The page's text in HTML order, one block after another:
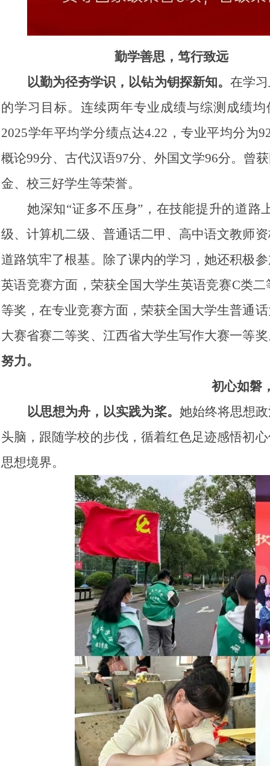
勤学善思，笃行致远
以勤为径夯学识，以钻为钥探新知。 在学
的学习目标。连续两年专业成绩与综测成绩
2025学年平均学分绩点达4.22，专业平均分为
概论99分、古代汉语97分、外国文学96分。曾
金、校三好学生等荣誉。
她深知“证多不压身”，在技能提升的道
级、计算机二级、普通话二甲、高中语文教师
道路筑牢了根基。除了课内的学习，她还积极
英语竞赛方面，荣获全国大学生英语竞赛C类
等奖，在专业竞赛方面，荣获全国大学生普通
大赛省赛二等奖、江西省大学生写作大赛一等
努力。
初心如磐
以思想为舟，以实践为桨。 她始终将思想
头脑，跟随学校的步伐，循着红色足迹感悟初
思想境界。